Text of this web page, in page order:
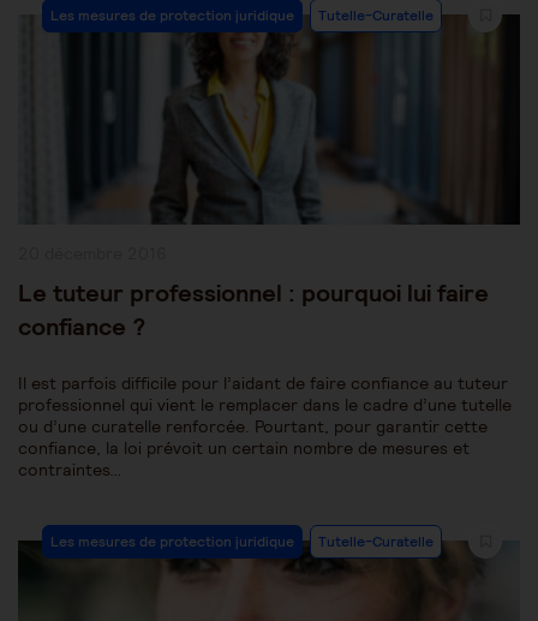
Post
Category:
Les mesures de protection juridique Tutelle-Curatelle
Le tuteur professionnel : pourquoi lui faire
confiance ?
Il est parfois difficile pour l’aidant de faire confiance au tuteur
professionnel qui vient le remplacer dans le cadre d’une tutelle
ou d’une curatelle renforcée. Pourtant, pour garantir cette
confiance, la loi prévoit un certain nombre de mesures et
contraintes…
Post
Category:
Les mesures de protection juridique Tutelle-Curatelle